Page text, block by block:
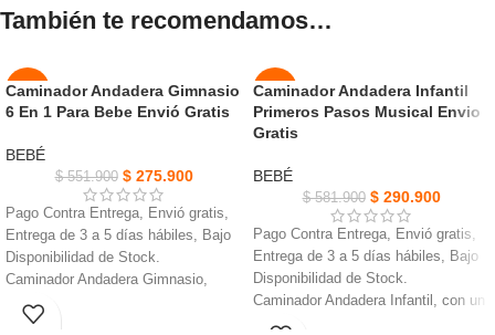
También te recomendamos…
-50%
Caminador Andadera Gimnasio
6 En 1 Para Bebe Envió Gratis
BEBÉ
$551.900 $275.900
Pago Contra Entrega, Envió gratis,
Entrega de 3 a 5 días hábiles, Bajo
Disponibilidad de Stock.
Caminador Andadera Gimnasio,
hecho de material ABS seguro,
duradero para el uso de la salud.
-50%
NUEVO
Caminador Andadera Infantil
Primeros Pasos Musical Envio
Gratis
BEBÉ
$581.900 $290.900
Pago Contra Entrega, Envió gratis,
Entrega de 3 a 5 días hábiles, Bajo
Disponibilidad de Stock.
Caminador Andadera Infantil, con un
mango de fácil agarre y una base